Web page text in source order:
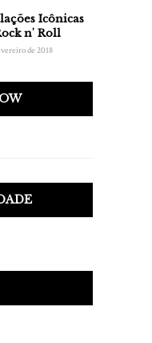
Icônicas
n' Roll
de 2018